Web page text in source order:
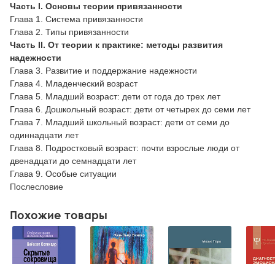
Часть I. Основы теории привязанности
Глава 1. Система привязанности
Глава 2. Типы привязанности
Часть II. От теории к практике: методы развития
надежности
Глава 3. Развитие и поддержание надежности
Глава 4. Младенческий возраст
Глава 5. Младший возраст: дети от года до трех лет
Глава 6. Дошкольный возраст: дети от четырех до семи лет
Глава 7. Младший школьный возраст: дети от семи до
одиннадцати лет
Глава 8. Подростковый возраст: почти взрослые люди от
двенадцати до семнадцати лет
Глава 9. Особые ситуации
Послесловие
Похожие товары